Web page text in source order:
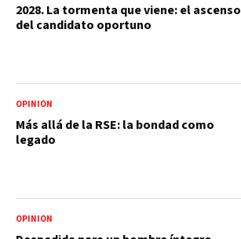
2028. La tormenta que viene: el ascenso
del candidato oportuno
OPINIÓN
Más allá de la RSE: la bondad como
legado
OPINIÓN